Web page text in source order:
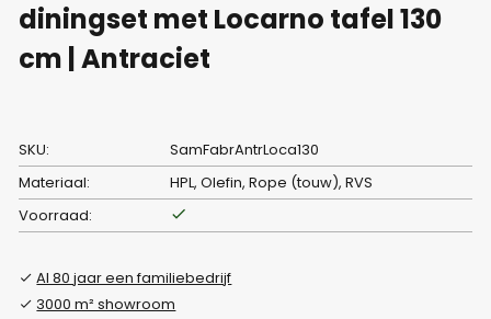
diningset met Locarno tafel 130
cm | Antraciet
SKU:
SamFabrAntrLoca130
Materiaal:
HPL, Olefin, Rope (touw), RVS
Voorraad:
Al 80 jaar een familiebedrijf
3000 m² showroom